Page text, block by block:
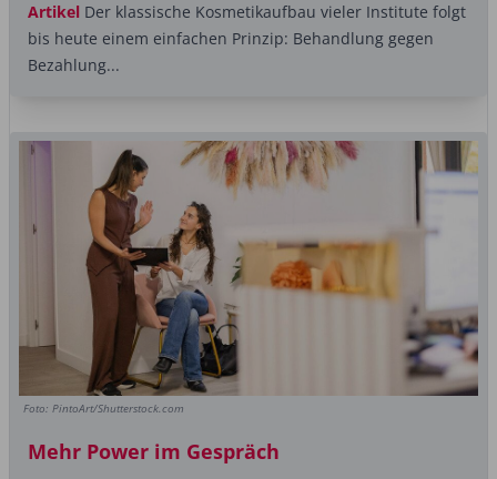
Artikel Der klassische Kosmetikaufbau vieler Institute folgt
bis heute einem einfachen Prinzip: Behandlung gegen
Bezahlung...
Foto: PintoArt/Shutterstock.com
Mehr Power im Gespräch